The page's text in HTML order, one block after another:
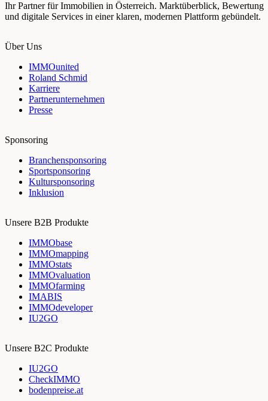
Ihr Partner für Immobilien in Österreich. Marktüberblick, Bewertung
und digitale Services in einer klaren, modernen Plattform gebündelt.
Über Uns
IMMOunited
Roland Schmid
Karriere
Partnerunternehmen
Presse
Sponsoring
Branchensponsoring
Sportsponsoring
Kultursponsoring
Inklusion
Unsere B2B Produkte
IMMObase
IMMOmapping
IMMOstats
IMMOvaluation
IMMOfarming
IMABIS
IMMOdeveloper
IU2GO
Unsere B2C Produkte
IU2GO
CheckIMMO
bodenpreise.at